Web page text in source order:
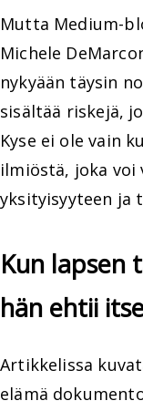
Mutta Medium-
Michele
nykyään täysin
sisältää riskejä,
Kyse ei ole vain
ilmiöstä, joka
yksityisyyteen ja
Kun lapsen
hän ehtii
Artikkelissa
elämä